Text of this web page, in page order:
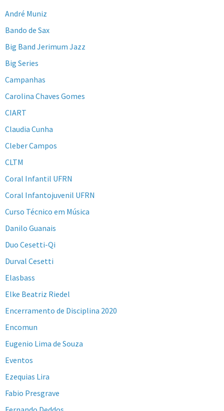
André Muniz
Bando de Sax
Big Band Jerimum Jazz
Big Series
Campanhas
Carolina Chaves Gomes
CIART
Claudia Cunha
Cleber Campos
CLTM
Coral Infantil UFRN
Coral Infantojuvenil UFRN
Curso Técnico em Música
Danilo Guanais
Duo Cesetti-Qi
Durval Cesetti
Elasbass
Elke Beatriz Riedel
Encerramento de Disciplina 2020
Encomun
Eugenio Lima de Souza
Eventos
Ezequias Lira
Fabio Presgrave